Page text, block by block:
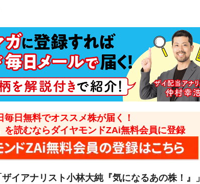
毎日無料でオススメ株が届く！
を読むならダイヤモンドZAi無料会員に登録
ザイアナリスト小林大純『気になるあの株！』」